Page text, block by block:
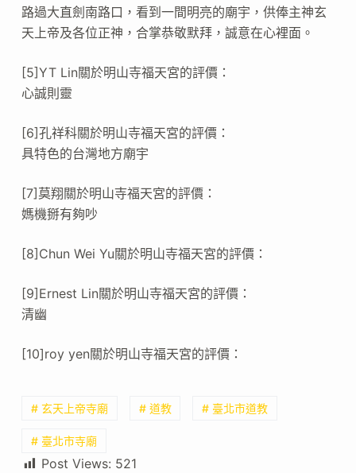
路過大直劍南路口，看到一間明亮的廟宇，供俸主神玄
天上帝及各位正神，合掌恭敬默拜，誠意在心裡面。
[5]YT Lin關於明山寺福天宮的評價：
心誠則靈
[6]孔祥科關於明山寺福天宮的評價：
具特色的台灣地方廟宇
[7]莫翔關於明山寺福天宮的評價：
媽機掰有夠吵
[8]Chun Wei Yu關於明山寺福天宮的評價：
[9]Ernest Lin關於明山寺福天宮的評價：
清幽
[10]roy yen關於明山寺福天宮的評價：
# 玄天上帝寺廟 # 道教 # 臺北市道教
# 臺北市寺廟
Post Views: 521